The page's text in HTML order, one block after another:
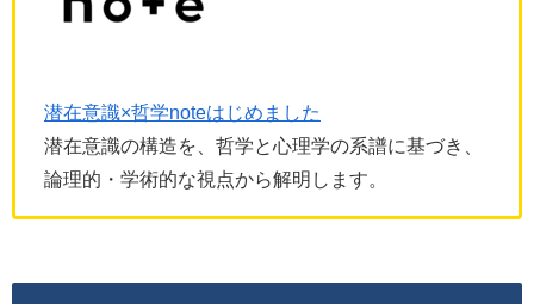
潜在意識×哲学noteはじめました
潜在意識の構造を、哲学と心理学の系譜に基づき、
論理的・学術的な視点から解明します。